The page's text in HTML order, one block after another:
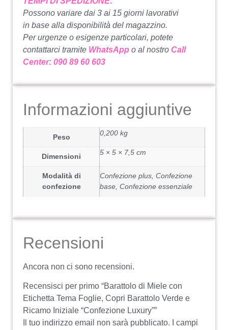
Possono variare dai 3 ai 15 giorni lavorativi
in base alla disponibilità del magazzino.
Per urgenze o esigenze particolari, potete
contattarci tramite WhatsApp o al nostro Call
Center: 090 89 60 603
Informazioni aggiuntive
Peso 0,200 kg
Dimensioni 5 × 5 × 7,5 cm
Modalità di
confezione
Confezione plus, Confezione
base, Confezione essenziale
Recensioni
Ancora non ci sono recensioni.
Recensisci per primo “Barattolo di Miele con
Etichetta Tema Foglie, Copri Barattolo Verde e
Ricamo Iniziale “Confezione Luxury””
Il tuo indirizzo email non sarà pubblicato.
I campi